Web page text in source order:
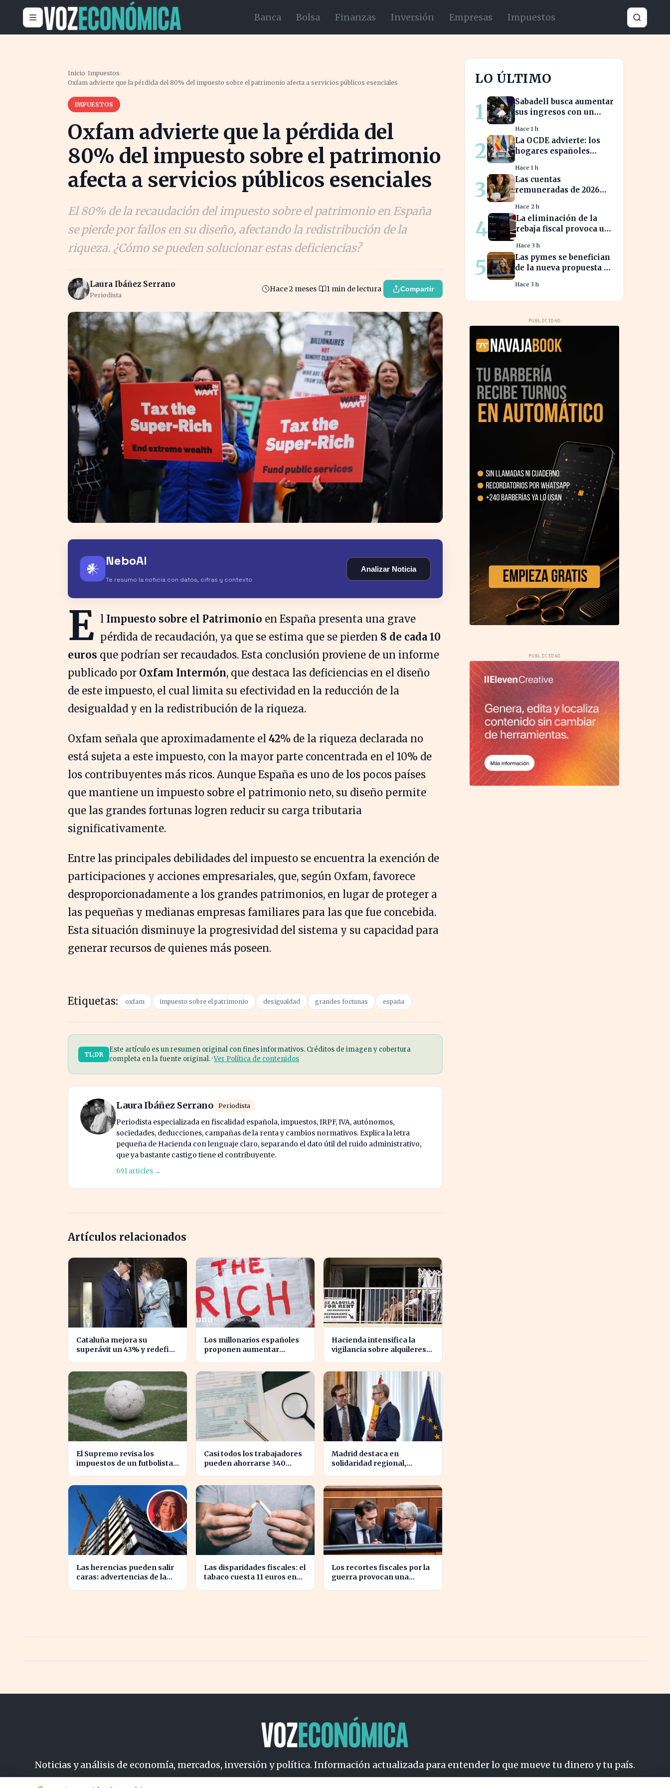
Banca Bolsa Finanzas Inversión Empresas Impuestos
Inicio ›Impuestos ›
Oxfam advierte que la pérdida del 80% del impuesto sobre el patrimonio afecta a servicios públicos esenciales
IMPUESTOS
Oxfam advierte que la pérdida del
80% del impuesto sobre el patrimonio
afecta a servicios públicos esenciales
El 80% de la recaudación del impuesto sobre el patrimonio en España
se pierde por fallos en su diseño, afectando la redistribución de la
riqueza. ¿Cómo se pueden solucionar estas deficiencias?
Laura Ibáñez Serrano
Periodista
Hace 2 meses 1 min de lectura Compartir
𒀭 NeboAI
Te resumo la noticia con datos, cifras y contexto
Analizar Noticia
E l Impuesto sobre el Patrimonio en España presenta una grave
pérdida de recaudación, ya que se estima que se pierden 8 de cada 10
euros que podrían ser recaudados. Esta conclusión proviene de un informe
publicado por Oxfam Intermón, que destaca las deficiencias en el diseño
de este impuesto, el cual limita su efectividad en la reducción de la
desigualdad y en la redistribución de la riqueza.
Oxfam señala que aproximadamente el 42% de la riqueza declarada no
está sujeta a este impuesto, con la mayor parte concentrada en el 10% de
los contribuyentes más ricos. Aunque España es uno de los pocos países
que mantiene un impuesto sobre el patrimonio neto, su diseño permite
que las grandes fortunas logren reducir su carga tributaria
significativamente.
Entre las principales debilidades del impuesto se encuentra la exención de
participaciones y acciones empresariales, que, según Oxfam, favorece
desproporcionadamente a los grandes patrimonios, en lugar de proteger a
las pequeñas y medianas empresas familiares para las que fue concebida.
Esta situación disminuye la progresividad del sistema y su capacidad para
generar recursos de quienes más poseen.
Etiquetas: oxfam impuesto sobre el patrimonio desigualdad grandes fortunas españa
TL;DR
Este artículo es un resumen original con fines informativos. Créditos de imagen y cobertura
completa en la fuente original. ·Ver Política de contenidos
Laura Ibáñez Serrano Periodista
Periodista especializada en fiscalidad española, impuestos, IRPF, IVA, autónomos,
sociedades, deducciones, campañas de la renta y cambios normativos. Explica la letra
pequeña de Hacienda con lenguaje claro, separando el dato útil del ruido administrativo,
que ya bastante castigo tiene el contribuyente.
691 articles →
Artículos relacionados
Cataluña mejora su
superávit un 43% y redefine
Los millonarios españoles
proponen aumentar
Hacienda intensifica la
vigilancia sobre alquileres
El Supremo revisa los
impuestos de un futbolista
Casi todos los trabajadores
pueden ahorrarse 340
Madrid destaca en
solidaridad regional,
Las herencias pueden salir
caras: advertencias de la
Las disparidades fiscales: el
tabaco cuesta 11 euros en
Los recortes fiscales por la
guerra provocan una
LO ÚLTIMO
1
Sabadell busca aumentar
sus ingresos con un
Armengol
Hace 1 h
2
La OCDE advierte: los
hogares españoles
caída de ingresos en
tres años
Hace 1 h
3
Las cuentas
remuneradas de 2026
TIN: ¿estás
aprovechando tu
dinero?
Hace 2 h
4
La eliminación de la
rebaja fiscal provoca un
precios de carburante
este verano
Hace 3 h
5
Las pymes se benefician
de la nueva propuesta de
de Díaz
Hace 3 h
PUBLICIDAD
PUBLICIDAD
Noticias y análisis de economía, mercados, inversión y política. Información actualizada para entender lo que mueve tu dinero y tu país.